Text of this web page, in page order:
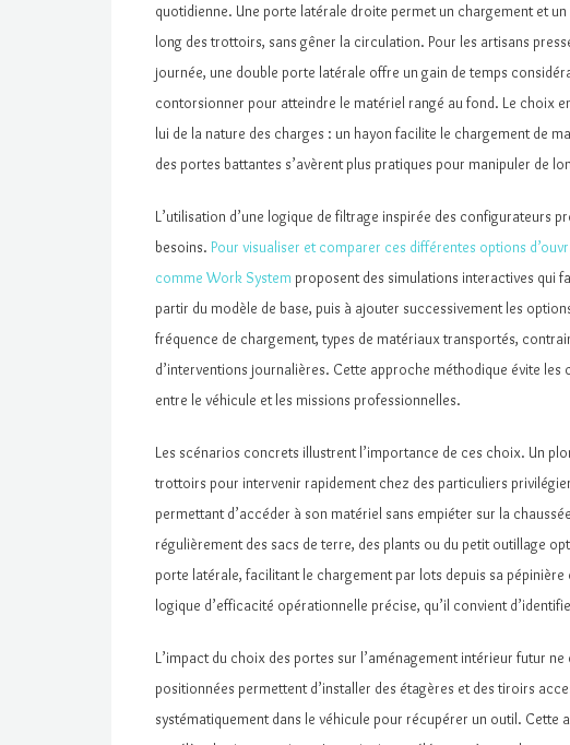
quotidienne. Une porte latérale droite permet un chargement et
long des trottoirs, sans gêner la circulation. Pour les artisans
journée, une double porte latérale offre un gain de temps
contorsionner pour atteindre le matériel rangé au fond. Le choix
lui de la nature des charges : un hayon facilite le chargement de
des portes battantes s’avèrent plus pratiques pour manipuler de
L’utilisation d’une logique de filtrage inspirée des configurateurs
besoins. Pour visualiser et comparer ces différentes options
comme Work System proposent des simulations interactives qui
partir du modèle de base, puis à ajouter successivement les
fréquence de chargement, types de matériaux transportés,
d’interventions journalières. Cette approche méthodique évite
entre le véhicule et les missions professionnelles.
Les scénarios concrets illustrent l’importance de ces choix. Un
trottoirs pour intervenir rapidement chez des particuliers
permettant d’accéder à son matériel sans empiéter sur la
régulièrement des sacs de terre, des plants ou du petit outillage
porte latérale, facilitant le chargement par lots depuis sa
logique d’efficacité opérationnelle précise, qu’il convient
L’impact du choix des portes sur l’aménagement intérieur futur
positionnées permettent d’installer des étagères et des tiroirs
systématiquement dans le véhicule pour récupérer un outil. Cette